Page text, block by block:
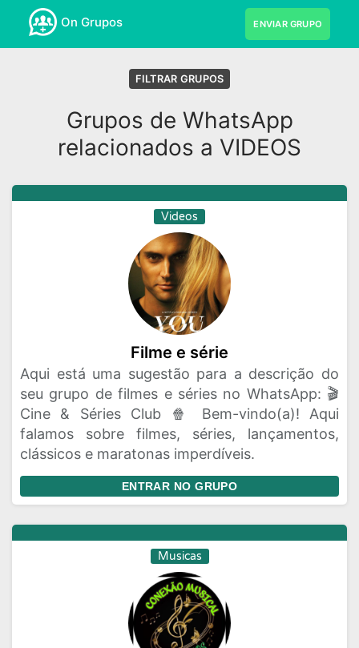
On Grupos ENVIAR GRUPO
FILTRAR GRUPOS
Grupos de WhatsApp
relacionados a VIDEOS
Videos
Filme e série
Aqui está uma sugestão para a descrição do
seu grupo de filmes e séries no WhatsApp: 🎬
Cine & Séries Club 🍿 Bem-vindo(a)! Aqui
falamos sobre filmes, séries, lançamentos,
clássicos e maratonas imperdíveis.
ENTRAR NO GRUPO
Musicas